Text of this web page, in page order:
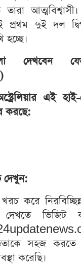
দুই দল
দেখবেন
এই
করছে:
দেখুন:
করে
দেখতে
সহজ করতে
করেছি।